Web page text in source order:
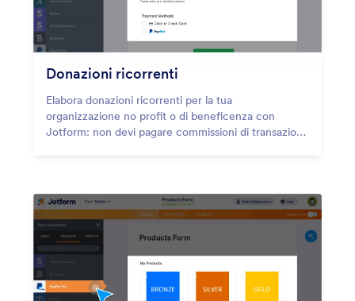
Donazioni ricorrenti
Elabora donazioni ricorrenti per la tua
organizzazione no profit o di beneficenza con
Jotform: non devi pagare commissioni di transazione
abbonamento personalizzati, frequenze di
pagamento e altro.